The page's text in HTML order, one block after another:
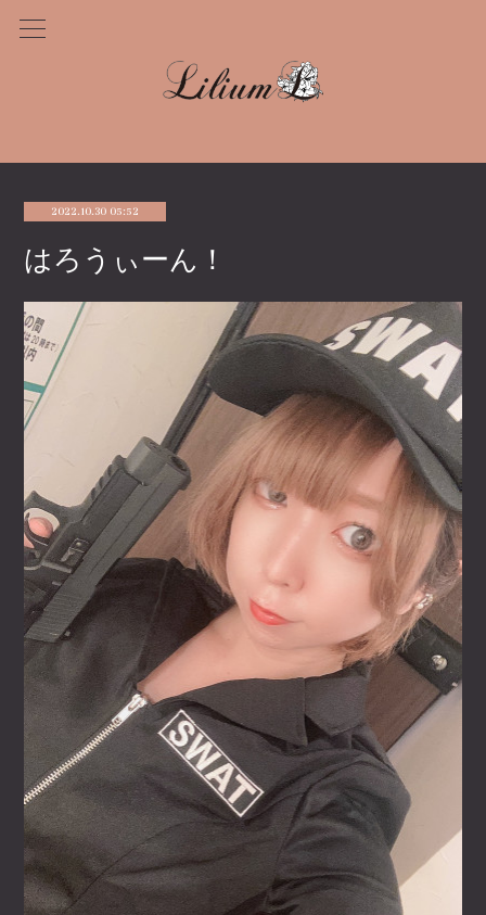
2022.10.30 05:52
はろうぃーん！